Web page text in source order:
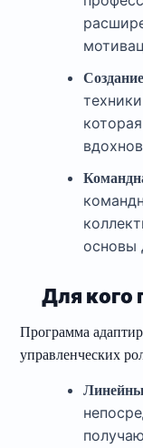
основы
Для кого
Программа
управленческих